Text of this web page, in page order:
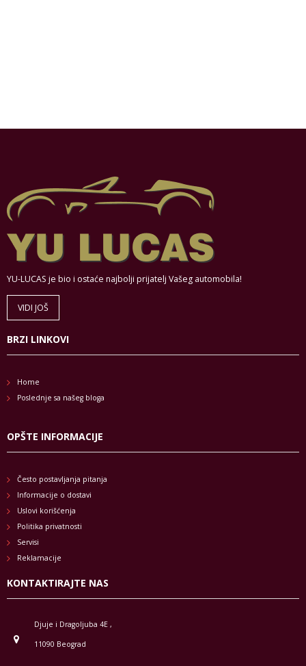
YU-LUCAS je bio i ostaće najbolji prijatelj Vašeg automobila!
VIDI JOŠ
BRZI LINKOVI
Home
Poslednje sa našeg bloga
OPŠTE INFORMACIJE
Često postavljanja pitanja
Informacije o dostavi
Uslovi korišćenja
Politika privatnosti
Servisi
Reklamacije
KONTAKTIRAJTE NAS
Djuje i Dragoljuba 4E ,
11090 Beograd